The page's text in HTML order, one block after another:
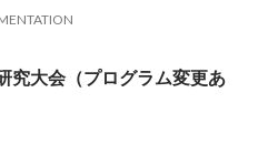
究大会（プログラム変更あ